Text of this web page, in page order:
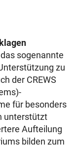
sogenannte
zu
der CREWS
für besonders
unterstützt
Aufteilung
bilden zum